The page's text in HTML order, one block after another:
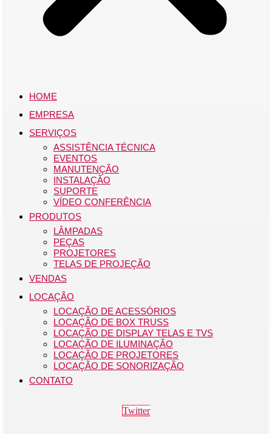
HOME
EMPRESA
SERVIÇOS
ASSISTÊNCIA TÉCNICA
EVENTOS
MANUTENÇÃO
INSTALAÇÃO
SUPORTE
VÍDEO CONFERÊNCIA
PRODUTOS
LÂMPADAS
PEÇAS
PROJETORES
TELAS DE PROJEÇÃO
VENDAS
LOCAÇÃO
LOCAÇÃO DE ACESSÓRIOS
LOCAÇÃO DE BOX TRUSS
LOCAÇÃO DE DISPLAY TELAS E TVS
LOCAÇÃO DE ILUMINAÇÃO
LOCAÇÃO DE PROJETORES
LOCAÇÃO DE SONORIZAÇÃO
CONTATO
Twitter